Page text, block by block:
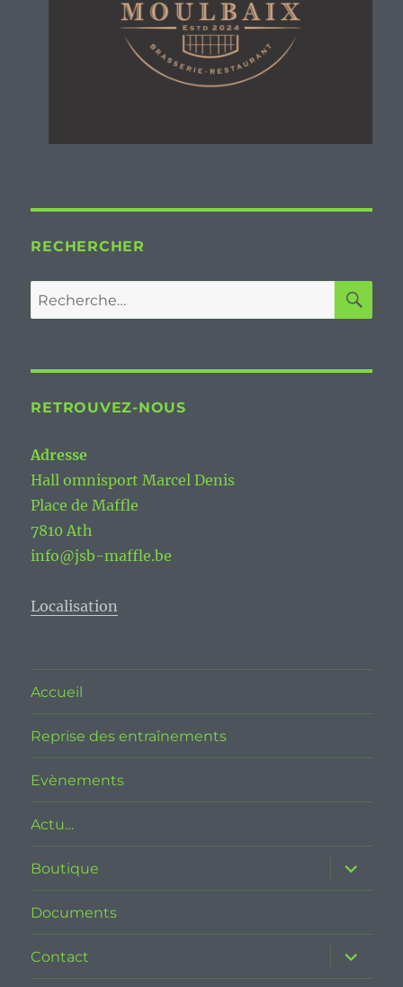
RECHERCHER
Recherche
pour :
RETROUVEZ-NOUS
Adresse
Hall omnisport Marcel Denis
Place de Maffle
7810 Ath
info@jsb-maffle.be
Localisation
Accueil
Reprise des entraînements
Evènements
Actu…
Boutique
ouvrir
le
sous-
Documents
Contact
ouvrir
le
sous-